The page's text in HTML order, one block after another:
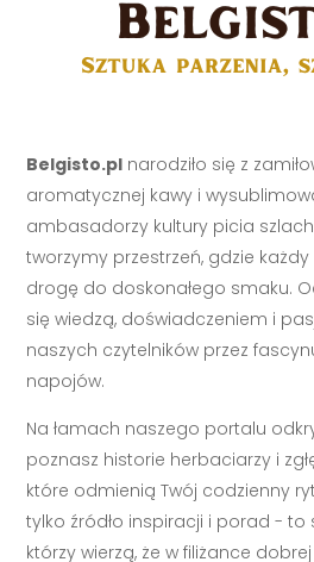
Belgisto.pl narodziło się z
aromatycznej kawy i
ambasadorzy kultury picia
tworzymy przestrzeń, gdzie
drogę do doskonałego smaku.
się wiedzą, doświadczeniem i
naszych czytelników przez
napojów.
Na łamach naszego portalu
poznasz historie herbaciarzy i
które odmienią Twój codzienny
tylko źródło inspiracji i porad - to
którzy wierzą, że w filiżance